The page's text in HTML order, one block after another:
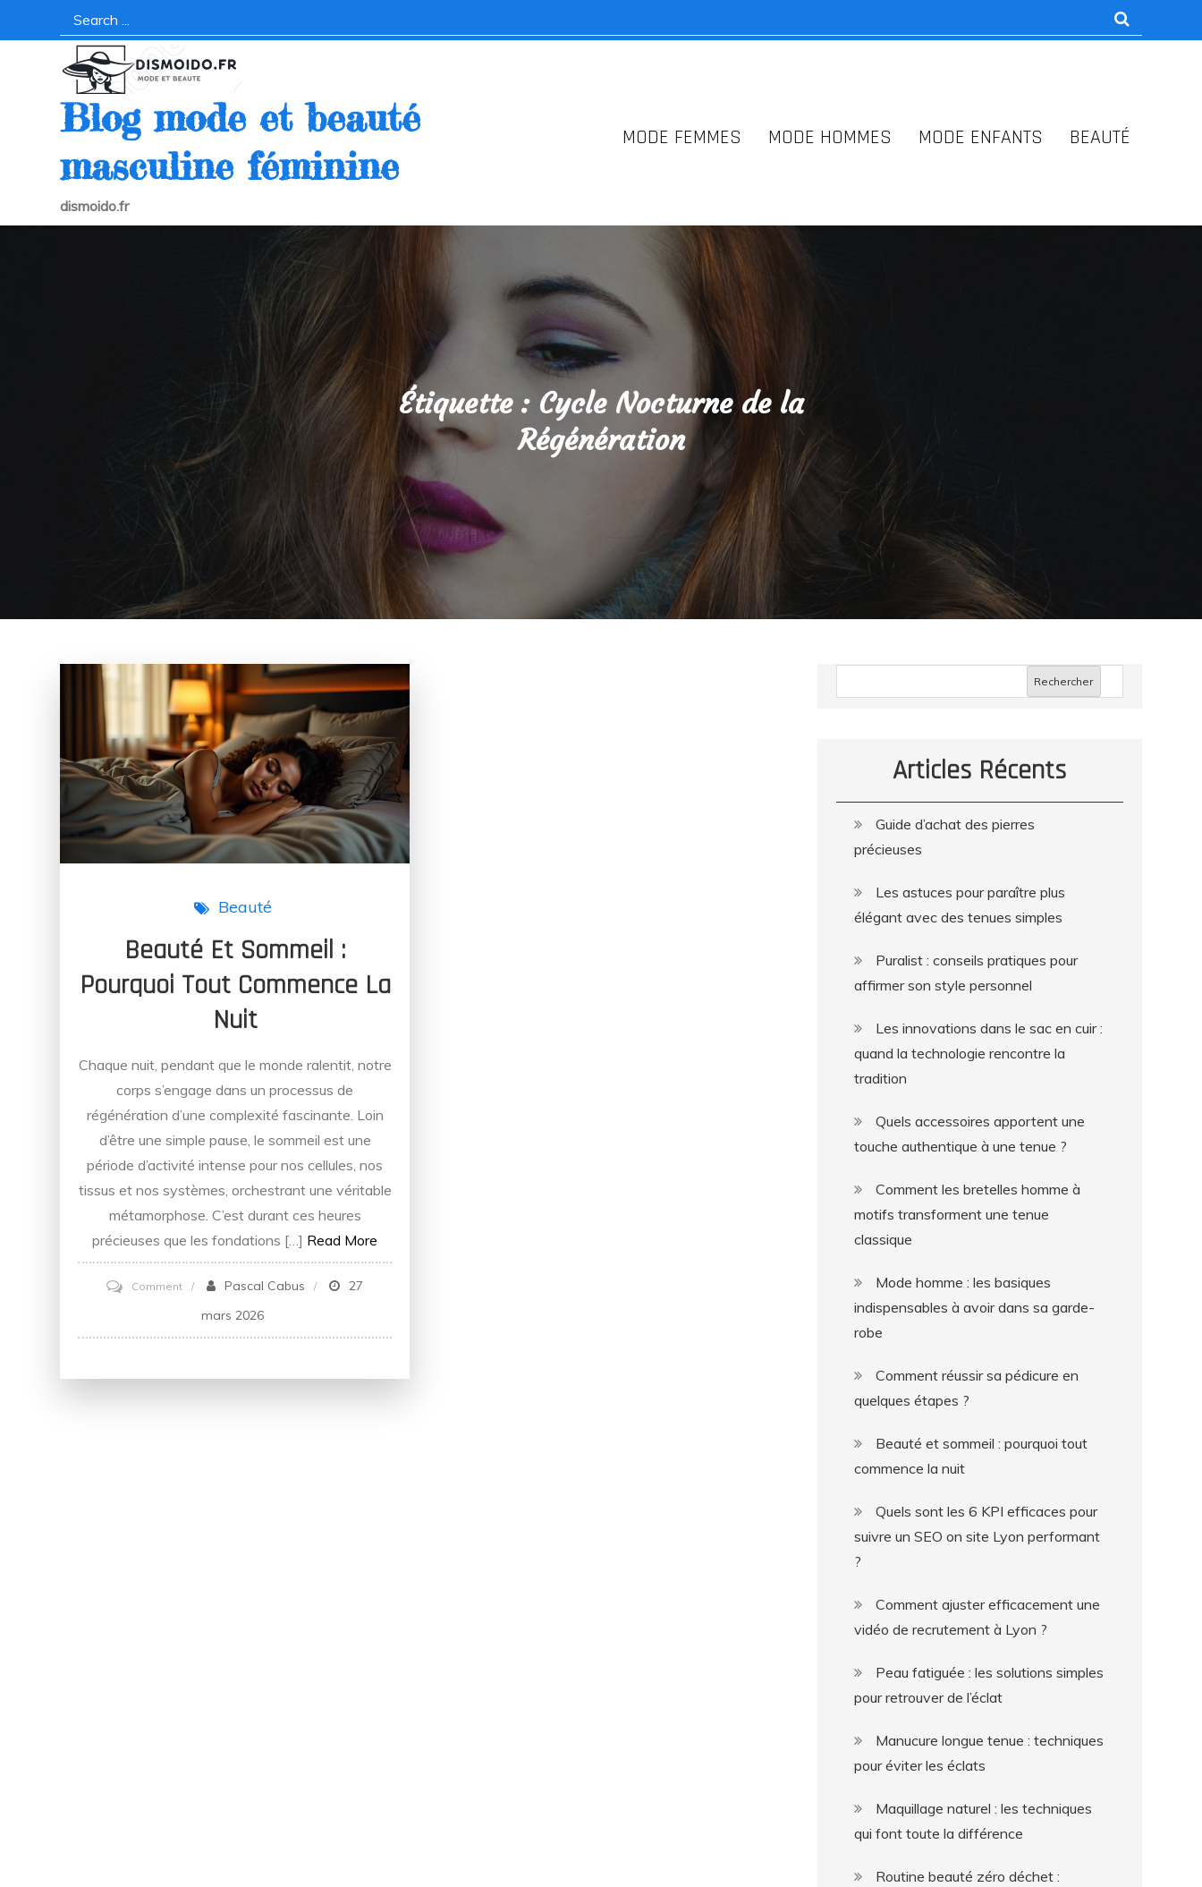
to
Search
for:
Blog mode et beauté
masculine féminine
dismoido.fr
MODE FEMMES MODE HOMMES MODE ENFANTS BEAUTÉ
Étiquette : Cycle Nocturne de la
Régénération
Beauté
Beauté Et Sommeil :
Pourquoi Tout Commence La
Nuit
Chaque nuit, pendant que le monde ralentit, notre
corps s’engage dans un processus de
régénération d’une complexité fascinante. Loin
d’être une simple pause, le sommeil est une
période d’activité intense pour nos cellules, nos
tissus et nos systèmes, orchestrant une véritable
métamorphose. C’est durant ces heures
précieuses que les fondations […] Read More
Commenton
et
Pascal Cabus
27
mars 2026
Rechercher
Articles Récents
Guide d’achat des pierres
précieuses
Les astuces pour paraître plus
élégant avec des tenues simples
Puralist : conseils pratiques pour
affirmer son style personnel
Les innovations dans le sac en cuir :
quand la technologie rencontre la
tradition
Quels accessoires apportent une
touche authentique à une tenue ?
Comment les bretelles homme à
motifs transforment une tenue
classique
Mode homme : les basiques
indispensables à avoir dans sa garde-
robe
Comment réussir sa pédicure en
quelques étapes ?
Beauté et sommeil : pourquoi tout
commence la nuit
Quels sont les 6 KPI efficaces pour
suivre un SEO on site Lyon performant
?
Comment ajuster efficacement une
vidéo de recrutement à Lyon ?
Peau fatiguée : les solutions simples
pour retrouver de l’éclat
Manucure longue tenue : techniques
pour éviter les éclats
Maquillage naturel : les techniques
qui font toute la différence
Routine beauté zéro déchet :